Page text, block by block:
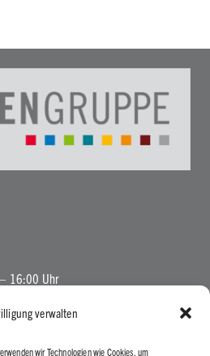
verwalten
wir Technologien wie Cookies, um
16:00 Uhr